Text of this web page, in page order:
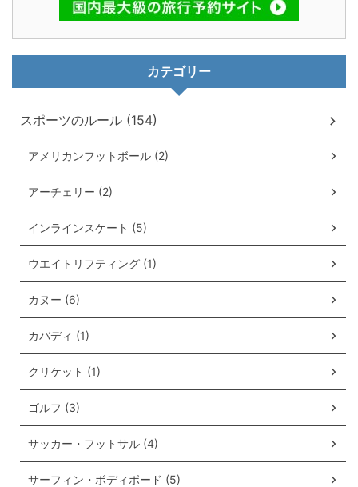
カテゴリー
スポーツのルール (154)
アメリカンフットボール (2)
アーチェリー (2)
インラインスケート (5)
ウエイトリフティング (1)
カヌー (6)
カバディ (1)
クリケット (1)
ゴルフ (3)
サッカー・フットサル (4)
サーフィン・ボディボード (5)